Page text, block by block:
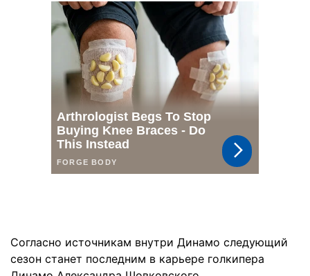
Согласно источникам внутри Динамо следующий
сезон станет последним в карьере голкипера